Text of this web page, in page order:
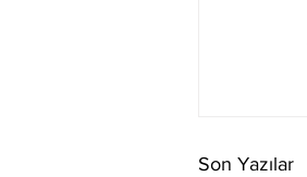
Son Yazılar